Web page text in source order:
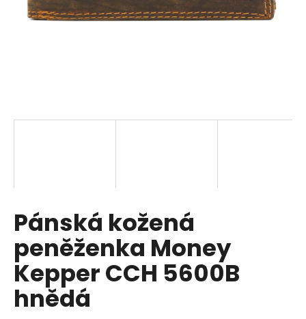
Pánská kožená
peněženka Money
Kepper CCH 5600B
hnědá
D
o
p
o
r
u
č